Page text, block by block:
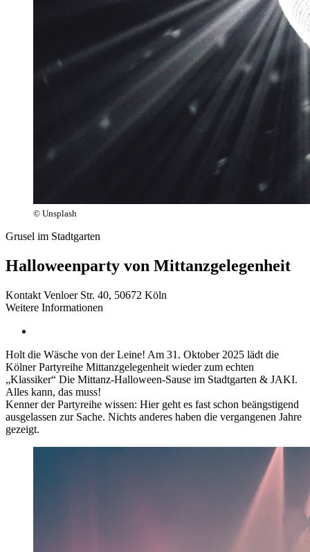
© Unsplash
Grusel im Stadtgarten
Halloweenparty von Mittanzgelegenheit
Kontakt Venloer Str. 40, 50672 Köln
Weitere Informationen
Holt die Wäsche von der Leine! Am 31. Oktober 2025 lädt die
Kölner Partyreihe Mittanzgelegenheit wieder zum echten
„Klassiker“ Die Mittanz-Halloween-Sause im Stadtgarten & JAKI.
Alles kann, das muss!
Kenner der Partyreihe wissen: Hier geht es fast schon beängstigend
ausgelassen zur Sache. Nichts anderes haben die vergangenen Jahre
gezeigt.